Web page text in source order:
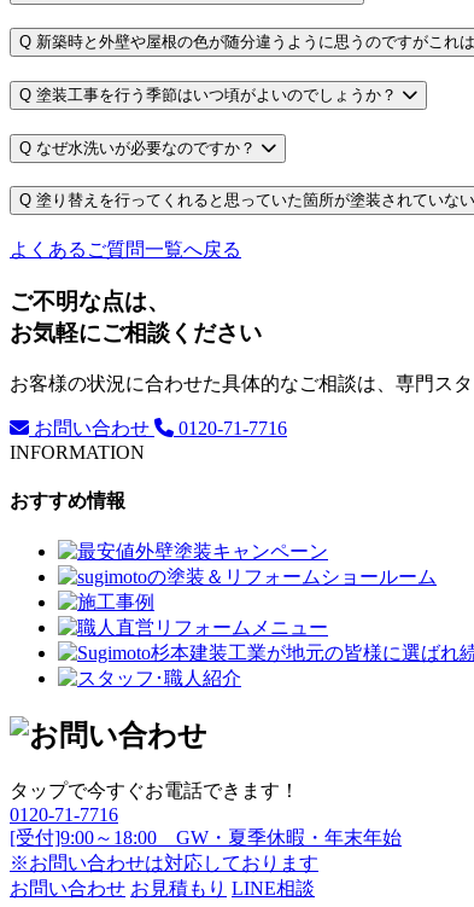
Q 新築時と外壁や屋根の色が随分違うように思うのですがこれ
Q 塗装工事を行う季節はいつ頃がよいのでしょうか？
Q なぜ水洗いが必要なのですか？
Q 塗り替えを行ってくれると思っていた箇所が塗装されていない
よくあるご質問一覧へ戻る
ご不明な点は、
お気軽にご相談ください
お客様の状況に合わせた具体的なご相談は、専門ス
お問い合わせ
0120-71-7716
INFORMATION
おすすめ情報
タップで今すぐお電話できます！
0120-71-7716
[受付]9:00～18:00 GW・夏季休暇・年末年始
※お問い合わせは対応しております
お問い合わせ お見積もり LINE相談